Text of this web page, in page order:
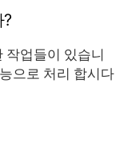
작업들이 있습니
으로 처리 합시다